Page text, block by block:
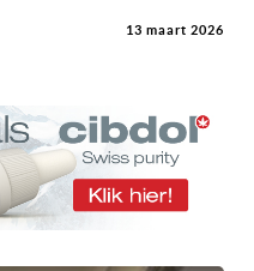
13 maart 2026